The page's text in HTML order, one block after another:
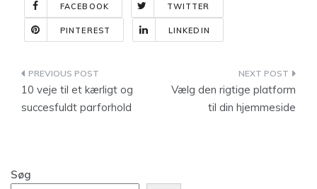
FACEBOOK TWITTER
PINTEREST LINKEDIN
Indlægsnavigation
10 veje til et kærligt og
succesfuldt parforhold
Vælg den rigtige platform
til din hjemmeside
Søg